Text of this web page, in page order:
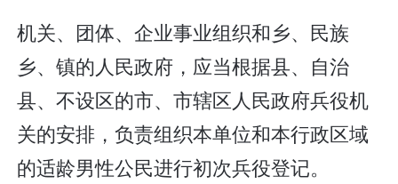
机关、团体、企业事业组织和乡、民族
乡、镇的人民政府，应当根据县、自治
县、不设区的市、市辖区人民政府兵役机
关的安排，负责组织本单位和本行政区域
的适龄男性公民进行初次兵役登记。